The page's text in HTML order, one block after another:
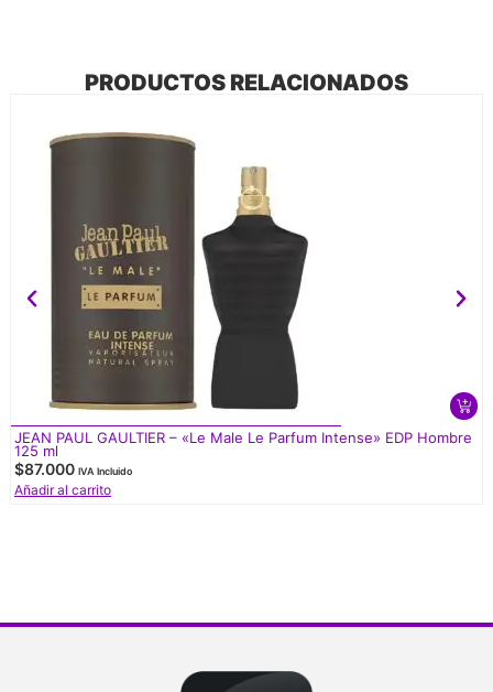
PRODUCTOS RELACIONADOS
JEAN PAUL GAULTIER – «Le Male Le Parfum Intense» EDP Hombre
125 ml
$87.000 IVA Incluido
Añadir al carrito